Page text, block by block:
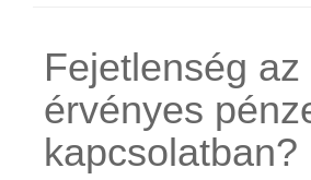
Fejetlenség az
érvényes
kapcsolatban?